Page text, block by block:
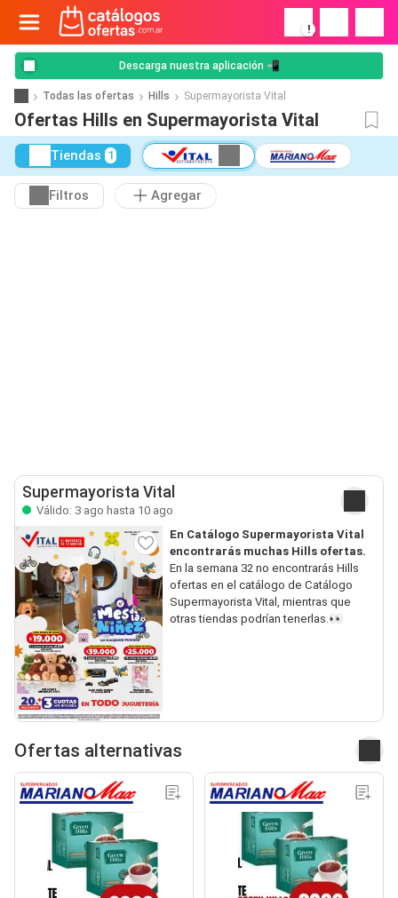
!
Descarga nuestra aplicación 📲
Todas las ofertas Hills Supermayorista Vital
Ofertas Hills en Supermayorista Vital
Tiendas 1
Filtros Agregar
Supermayorista Vital
Válido: 3 ago hasta 10 ago
En Catálogo Supermayorista Vital
encontrarás muchas Hills ofertas.
En la semana 32 no encontrarás Hills
ofertas en el catálogo de Catálogo
Supermayorista Vital, mientras que
otras tiendas podrían tenerlas.👀
Ofertas alternativas